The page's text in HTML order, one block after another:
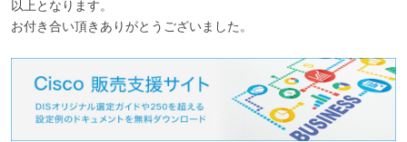
以上となります。
お付き合い頂きありがとうございました。